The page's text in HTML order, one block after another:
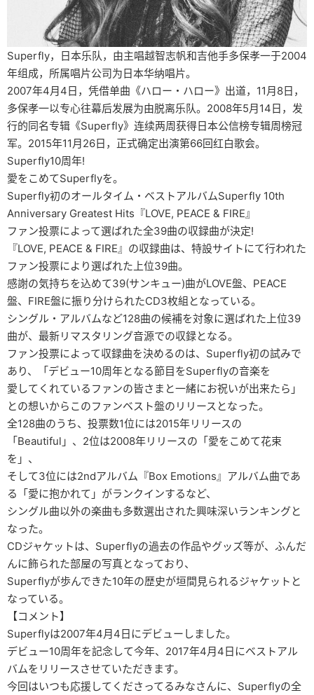
Superfly，日本乐队，由主唱越智志帆和吉他手多保孝一于2004
年组成，所属唱片公司为日本华纳唱片。
2007年4月4日，凭借单曲《ハロー・ハロー》出道，11月8日，
多保孝一以专心往幕后发展为由脱离乐队。2008年5月14日，发
行的同名专辑《Superfly》连续两周获得日本公信榜专辑周榜冠
军。2015年11月26日，正式确定出演第66回红白歌会。
Superfly10周年!
愛をこめてSuperflyを。
Superfly初のオールタイム・ベストアルバムSuperfly 10th
Anniversary Greatest Hits『LOVE, PEACE & FIRE』
ファン投票によって選ばれた全39曲の収録曲が決定!
『LOVE, PEACE & FIRE』の収録曲は、特設サイトにて行われた
ファン投票により選ばれた上位39曲。
感謝の気持ちを込めて39(サンキュー)曲がLOVE盤、PEACE
盤、FIRE盤に振り分けられたCD3枚組となっている。
シングル・アルバムなど128曲の候補を対象に選ばれた上位39
曲が、最新リマスタリング音源での収録となる。
ファン投票によって収録曲を決めるのは、Superfly初の試みで
あり、「デビュー10周年となる節目をSuperflyの音楽を
愛してくれているファンの皆さまと一緒にお祝いが出来たら」
との想いからこのファンベスト盤のリリースとなった。
全128曲のうち、投票数1位には2015年リリースの
「Beautiful」、2位は2008年リリースの「愛をこめて花束
を」、
そして3位には2ndアルバム『Box Emotions』アルバム曲であ
る「愛に抱かれて」がランクインするなど、
シングル曲以外の楽曲も多数選出された興味深いランキングと
なった。
CDジャケットは、Superflyの過去の作品やグッズ等が、ふんだ
んに飾られた部屋の写真となっており、
Superflyが歩んできた10年の歴史が垣間見られるジャケットと
なっている。
【コメント】
Superflyは2007年4月4日にデビューしました。
デビュー10周年を記念して今年、2017年4月4日にベストアル
バムをリリースさせていただきます。
今回はいつも応援してくださってるみなさんに、Superflyの全